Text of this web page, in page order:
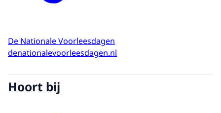
De Nationale Voorleesdagen
denationalevoorleesdagen.nl
Hoort bij